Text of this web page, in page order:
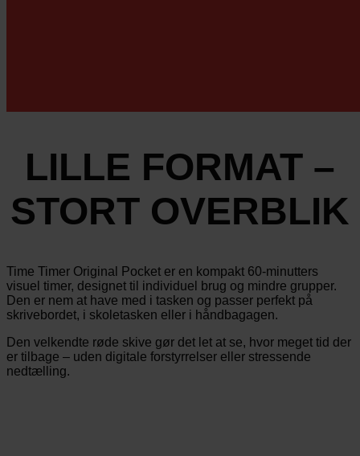
LILLE FORMAT –
STORT OVERBLIK
Time Timer Original Pocket er en kompakt 60-minutters
visuel timer, designet til individuel brug og mindre grupper.
Den er nem at have med i tasken og passer perfekt på
skrivebordet, i skoletasken eller i håndbagagen.
Den velkendte røde skive gør det let at se, hvor meget tid der
er tilbage – uden digitale forstyrrelser eller stressende
nedtælling.